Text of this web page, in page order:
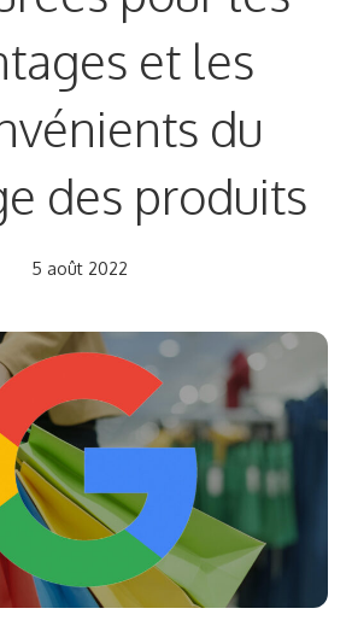
et les
du
des produits
5 août 2022